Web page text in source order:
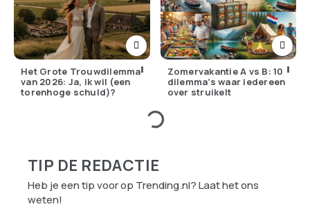
Het Grote Trouwdilemma
van 2026: Ja, ik wil (een
torenhoge schuld)?
Zomervakantie A vs B: 10
dilemma’s waar iedereen
over struikelt
TIP DE REDACTIE
Heb je een tip voor op Trending.nl? Laat het ons
weten!